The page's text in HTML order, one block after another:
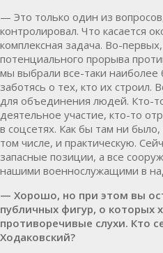
— Это только один из
контролировал. Что касается
комплексная задача. Во-
потенциального прорыва
мы выбрали все-таки наиболее
заботясь о тех, кто их строил.
для объединения людей. Кто-
деятельное участие, кто-то
в соцсетях. Как бы там ни
том числе, и практическую.
запасные позиции, а все
нашими военнослужащими в
— Хорошо, но при этом вы
публичных фигур, о которых
противоречивые слухи. Кто
Ходаковский?